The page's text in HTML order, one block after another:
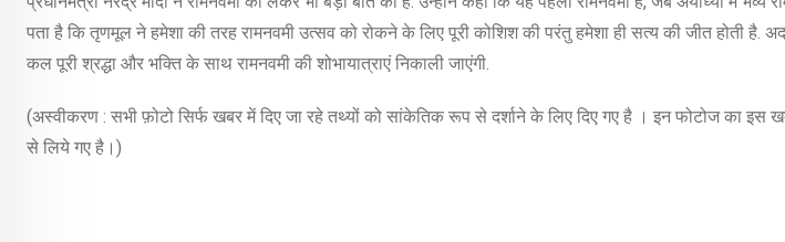
पता है कि तृणमूल ने हमेशा की तरह रामनवमी उत्सव को रोकने के लिए पूरी कोशिश की परंतु हमेशा ही सत्य की जीत होती है.
कल पूरी श्रद्धा और भक्ति के साथ रामनवमी की शोभायात्राएं निकाली जाएंगी.
(अस्वीकरण : सभी फ़ोटो सिर्फ खबर में दिए जा रहे तथ्यों को सांकेतिक रूप से दर्शाने के लिए दिए गए है । इन फोटोज का
से लिये गए है।)